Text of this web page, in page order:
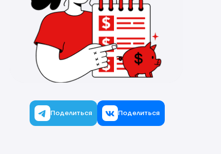
Поделиться Поделиться